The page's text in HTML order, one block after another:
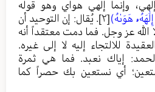
وإنما إلهي هواي وهو قوله
هَوَىٰهُ)[٢]
. يُقال: إن التوحيد أن
الله عز وجل. فما دمت معتقداً أنه
للالتجاء إليه لا إلى غيره.
إياك نعبد. فما هي ثمرة
أي نستعين بك حصراً كما